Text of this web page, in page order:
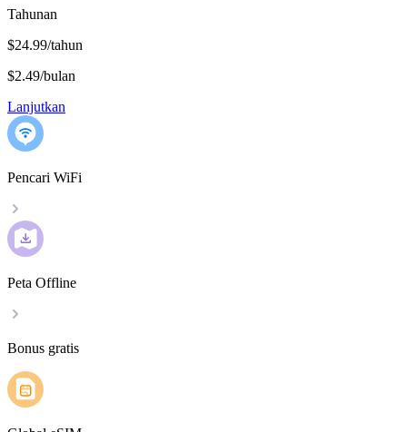
Tahunan
$24.99/tahun
$2.49/bulan
Lanjutkan
Pencari WiFi
Peta Offline
Bonus gratis